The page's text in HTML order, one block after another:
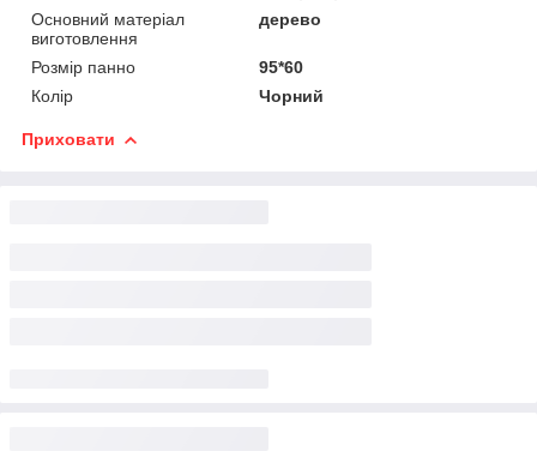
Основний матеріал
виготовлення
дерево
Розмір панно
95*60
Колір
Чорний
Приховати